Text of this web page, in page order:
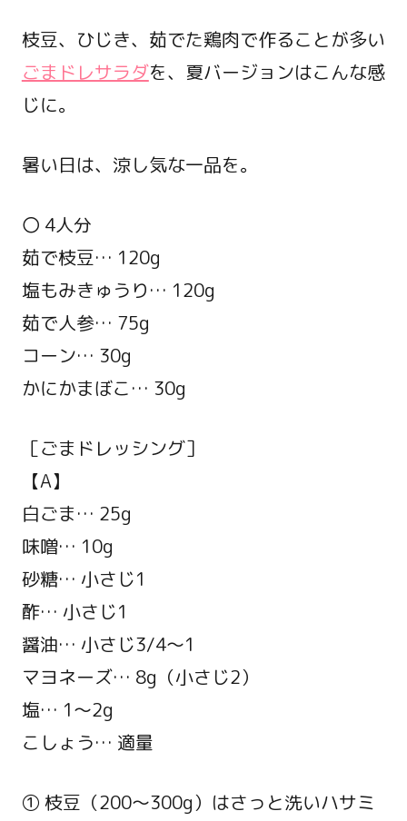
枝豆、ひじき、茹でた鶏肉で作ることが多い
ごまドレサラダを、夏バージョンはこんな感
じに。
暑い日は、涼し気な一品を。
〇 4人分
茹で枝豆… 120g
塩もみきゅうり… 120g
茹で人参… 75g
コーン… 30g
かにかまぼこ… 30g
［ごまドレッシング］
【A】
白ごま… 25g
味噌… 10g
砂糖… 小さじ1
酢… 小さじ1
醤油… 小さじ3/4～1
マヨネーズ… 8g（小さじ2）
塩… 1～2g
こしょう… 適量
① 枝豆（200～300g）はさっと洗いハサミ